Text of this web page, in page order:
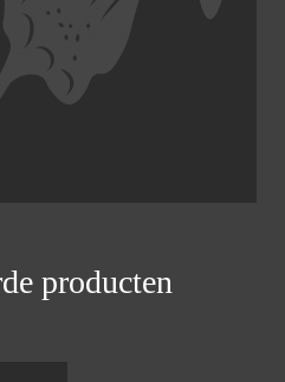
producten